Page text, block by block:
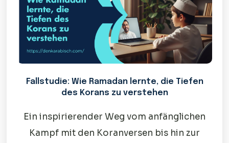
Fallstudie: Wie Ramadan lernte, die Tiefen
des Korans zu verstehen
Ein inspirierender Weg vom anfänglichen
Kampf mit den Koranversen bis hin zur